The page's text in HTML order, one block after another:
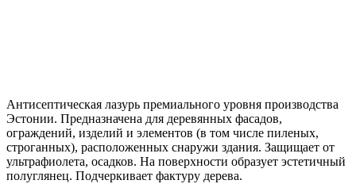
Антисептическая лазурь премиального уровня производства
Эстонии. Предназначена для деревянных фасадов,
ограждений, изделий и элементов (в том числе пиленых,
строганных), расположенных снаружи здания. Защищает от
ультрафиолета, осадков. На поверхности образует эстетичный
полуглянец. Подчеркивает фактуру дерева.